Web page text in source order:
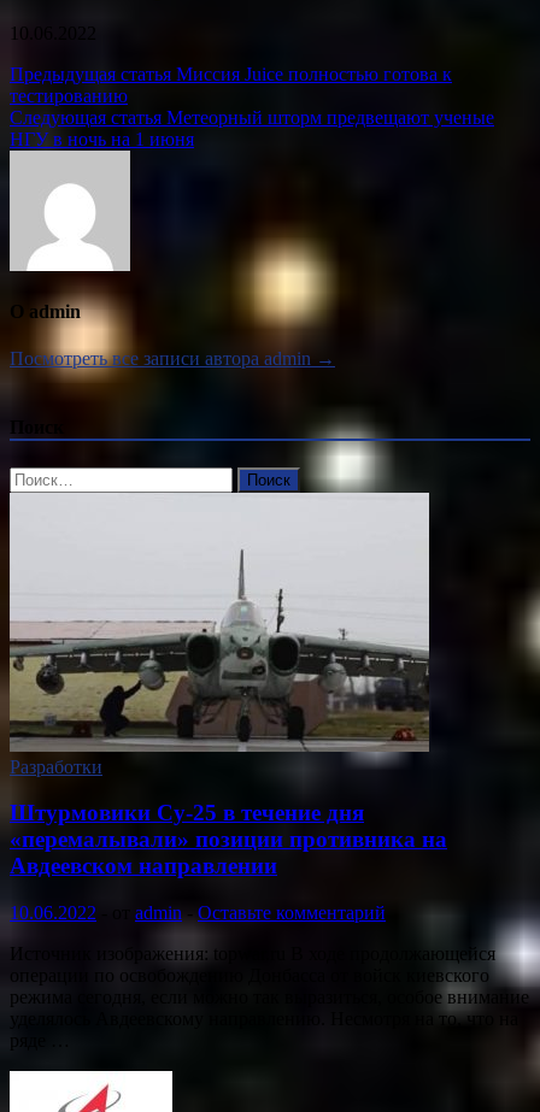
10.06.2022
Навигация
по
записям
Предыдущая статья Миссия Juice полностью готова к
тестированию
Следующая статья Метеорный шторм предвещают ученые
НГУ в ночь на 1 июня
О admin
Посмотреть все записи автора admin →
Найти:
Разработки
Штурмовики Су-25 в течение дня
«перемалывали» позиции противника на
Авдеевском направлении
10.06.2022 admin
Оставьте комментарий
Источник изображения: topwar.ru В ходе продолжающейся
операции по освобождению Донбасса от войск киевского
режима сегодня, если можно так выразиться, особое внимание
уделялось Авдеевскому направлению. Несмотря на то, что на